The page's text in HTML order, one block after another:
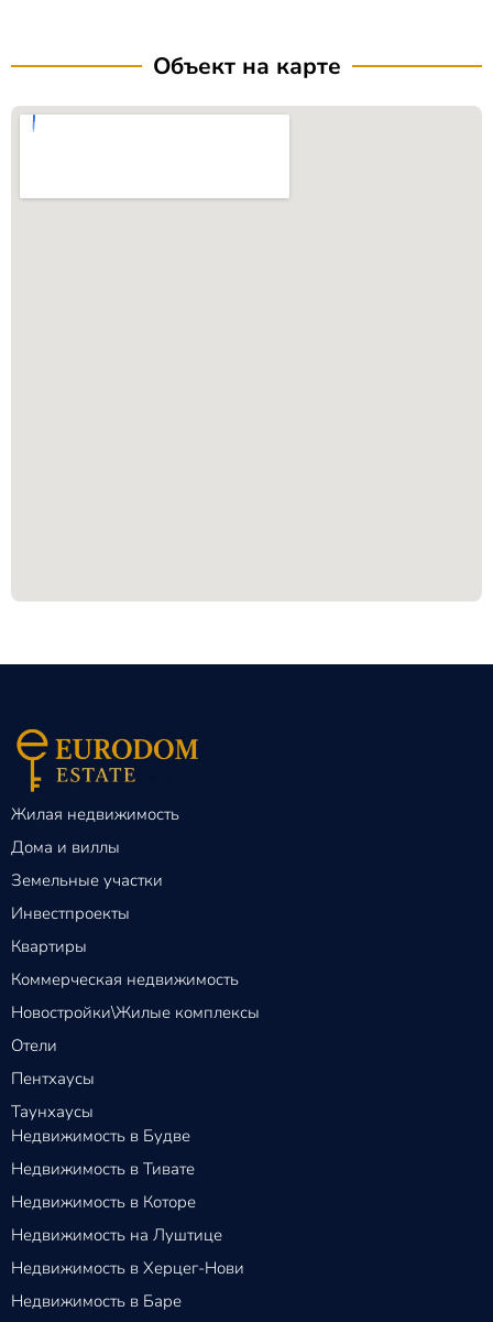
Объект на карте
Жилая недвижимость
Дома и виллы
Земельные участки
Инвестпроекты
Квартиры
Коммерческая недвижимость
Новостройки\Жилые комплексы
Отели
Пентхаусы
Таунхаусы
Недвижимость в Будве
Недвижимость в Тивате
Недвижимость в Которе
Недвижимость на Луштице
Недвижимость в Херцег-Нови
Недвижимость в Баре